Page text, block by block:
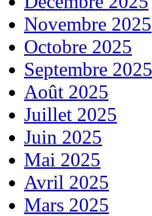
Novembre 2025
Octobre 2025
Septembre 2025
Août 2025
Juillet 2025
Juin 2025
Mai 2025
Avril 2025
Mars 2025